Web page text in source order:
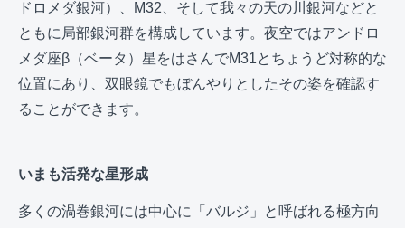
ドロメダ銀河）、M32、そして我々の天の川銀河などと
ともに局部銀河群を構成しています。夜空ではアンドロ
メダ座β（ベータ）星をはさんでM31とちょうど対称的な
位置にあり、双眼鏡でもぼんやりとしたその姿を確認す
ることができます。
いまも活発な星形成
多くの渦巻銀河には中心に「バルジ」と呼ばれる極方向